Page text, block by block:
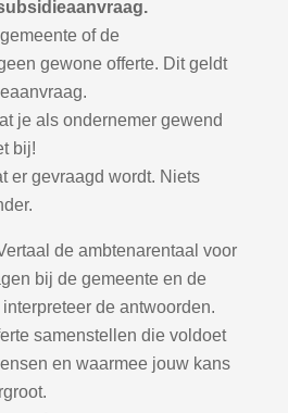
of de
gewone offerte. Dit geldt
je als ondernemer gewend
bij!
er gevraagd wordt. Niets
de ambtenarentaal voor
bij de gemeente en de
de antwoorden.
samenstellen die voldoet
en waarmee jouw kans